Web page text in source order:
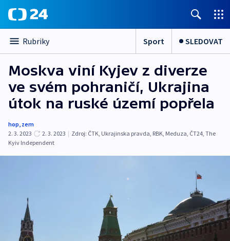
Rubriky Sport SLEDOVAT
Moskva viní Kyjev z diverze
ve svém pohraničí, Ukrajina
útok na ruské území popřela
hop, zem
2. 3. 2023
2. 3. 2023 | Zdroj: ČTK, Ukrajinska pravda, RBK, Meduza, ČT24, The
Kyiv Independent